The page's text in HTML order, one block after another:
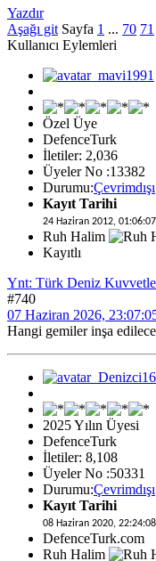
Yazdır
Aşağı git Sayfa 1 ... 70 71
Kullanıcı Eylemleri
Özel Üye
DefenceTurk
İletiler: 2,036
Üyeler No :13382
Durumu:Çevrimdışı
Kayıt Tarihi
24 Haziran 2012, 01:06:07
Ruh Halim
Kayıtlı
Ynt: Türk Deniz
#740
07 Haziran 2026,
Hangi gemiler inşa
2025 Yılın Üyesi
DefenceTurk
İletiler: 8,108
Üyeler No :50331
Durumu:Çevrimdışı
Kayıt Tarihi
08 Haziran 2020, 22:24:08
DefenceTurk.com
Ruh Halim